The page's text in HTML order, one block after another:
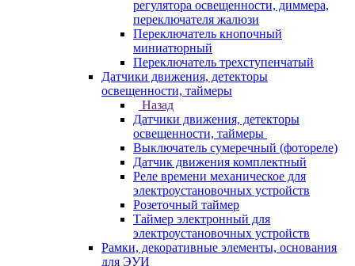
регулятора освещенности, диммера,
переключателя жалюзи
Переключатель кнопочный
миниатюрный
Переключатель трехступенчатый
Датчики движения, детекторы
освещенности, таймеры
Назад
Датчики движения, детекторы
освещенности, таймеры
Выключатель сумеречный (фотореле)
Датчик движения комплектный
Реле времени механическое для
электроустановочных устройств
Розеточный таймер
Таймер электронный для
электроустановочных устройств
Рамки, декоративные элементы, основания
для ЭУИ